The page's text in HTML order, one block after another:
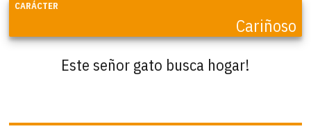
CARÁCTER
Cariñoso
Este señor gato busca hogar!